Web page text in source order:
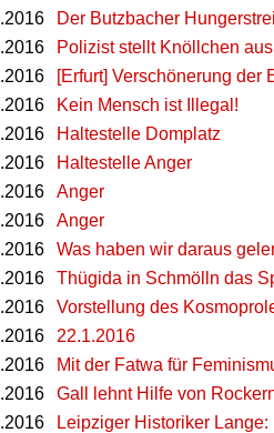
Der Butzbacher
Polizist stellt Knöllchen
[Erfurt] Verschönerung der
Kein Mensch ist Illegal!
Haltestelle Domplatz
Haltestelle Anger
Anger
Anger
Was haben wir daraus
Thügida in Schmölln das
Vorstellung des
22.1.2016
Mit der Fatwa für
Gall lehnt Hilfe von
Leipziger Historiker